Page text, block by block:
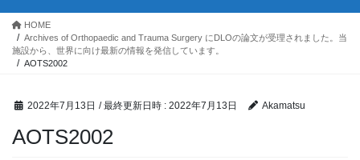
ス
ン
HOME
Archives of Orthopaedic and Trauma Surgery にDLOの論文が受理されました。当
施設から、世界に向け最新の情報を発信しています。
AOTS2002
2022年7月13日 / 最終更新日時 : 2022年7月13日 Akamatsu
AOTS2002